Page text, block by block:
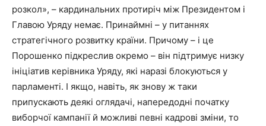
розкол», – кардинальних протиріч між Президентом і
Главою Уряду немає. Принаймні – у питаннях
стратегічного розвитку країни. Причому – і це
Порошенко підкреслив окремо – він підтримує низку
ініціатив керівника Уряду, які наразі блокуються у
парламенті. І якщо, навіть, як знову ж таки
припускають деякі оглядачі, напередодні початку
виборчої кампанії й можливі певні кадрові зміни, то